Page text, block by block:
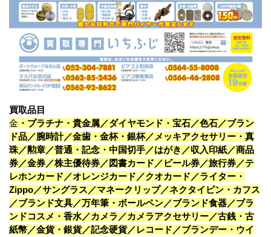
買取品目
金 ・プラチナ・貴金属／ダイヤモンド・宝石／色石／ブラン
ド品／腕時計／金歯・金杯・銀杯／メッキアクセサリー・真
珠／勲章／普通・記念・中国切手／はがき／収入印紙／商品
券／金券／株主優待券／図書カード／ビール券／旅行券／テ
レホンカード／オレンジカード／クオカード／ライター・
Zippo／サングラス／マネークリップ／ネクタイピン・カフス
／ブランド文具／万年筆・ボールペン／ブランド食器／ブラ
ンドコスメ・香水／カメラ／カメラアクセサリー／古銭・古
紙幣／金貨・銀貨／記念硬貨／レコード／ブランデー・ウイ